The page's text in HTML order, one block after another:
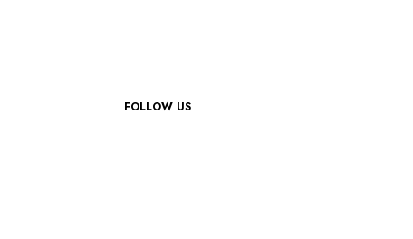
FOLLOW US